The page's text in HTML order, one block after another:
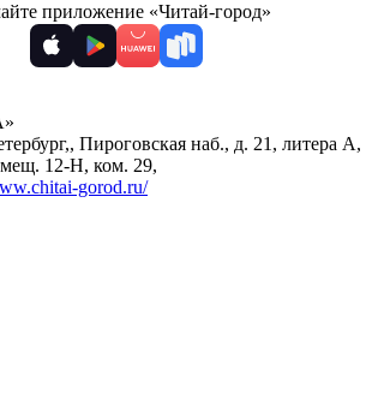
приложение «Читай-город»
, Пироговская наб., д. 21, литера А,
12-Н, ком. 29,
gorod.ru/